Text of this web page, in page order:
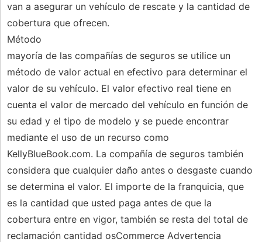
van a asegurar un vehículo de rescate y la cantidad de
cobertura que ofrecen.
Método
mayoría de las compañías de seguros se utilice un
método de valor actual en efectivo para determinar el
valor de su vehículo. El valor efectivo real tiene en
cuenta el valor de mercado del vehículo en función de
su edad y el tipo de modelo y se puede encontrar
mediante el uso de un recurso como
KellyBlueBook.com. La compañía de seguros también
considera que cualquier daño antes o desgaste cuando
se determina el valor. El importe de la franquicia, que
es la cantidad que usted paga antes de que la
cobertura entre en vigor, también se resta del total de
reclamación cantidad osCommerce Advertencia